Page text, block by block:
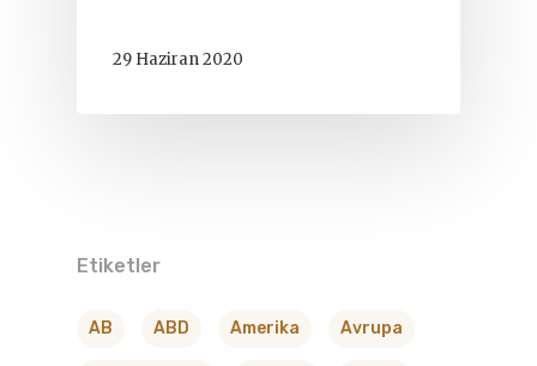
29 Haziran 2020
Etiketler
AB ABD Amerika Avrupa